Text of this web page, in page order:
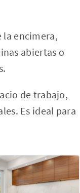
la encimera,
abiertas o
de trabajo,
Es ideal para